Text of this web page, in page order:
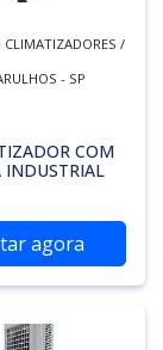
CLIMATIZADORES /
- SP
COM
INDUSTRIAL
agora